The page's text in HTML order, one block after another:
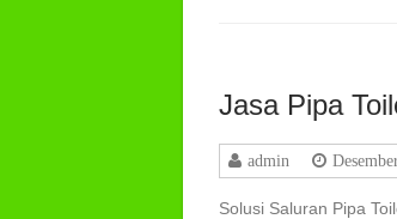
Jasa Pipa
admin
Solusi Saluran Pipa